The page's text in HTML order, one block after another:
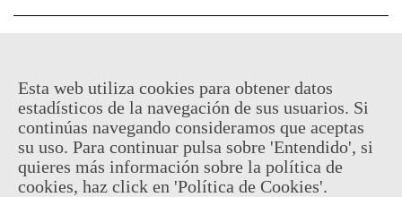
Descatalogado
Código QR
Compartir
Notificarme cuando esté disponible
Esta web utiliza cookies para obtener datos
estadísticos de la navegación de sus usuarios. Si
continúas navegando consideramos que aceptas
su uso. Para continuar pulsa sobre 'Entendido', si
quieres más información sobre la política de
cookies, haz click en 'Política de Cookies'.